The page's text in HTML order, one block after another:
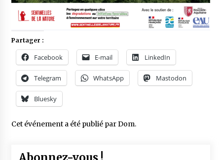
Partager :
Facebook E-mail LinkedIn
Telegram WhatsApp Mastodon
Bluesky
Cet événement a été publié par Dom.